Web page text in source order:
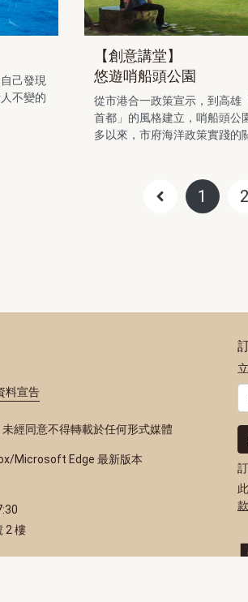
己發現
不變的
【創意講堂】
悠遊哨船頭公園
從市港合一政策宣示，到高雄
首都」的風格建立，哨船頭公
多以來，市府海洋政策實踐的
1 2
料宣告
經同意不得轉載於任何形式媒體
Microsoft Edge 最新版本
2 樓
款